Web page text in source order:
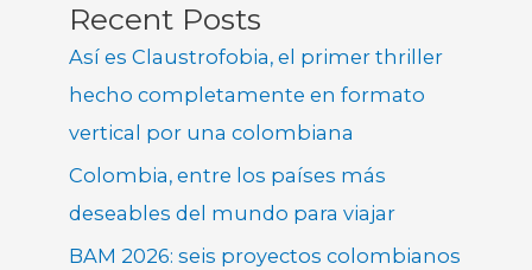
Recent Posts
Así es Claustrofobia, el primer thriller
hecho completamente en formato
vertical por una colombiana
Colombia, entre los países más
deseables del mundo para viajar
BAM 2026: seis proyectos colombianos